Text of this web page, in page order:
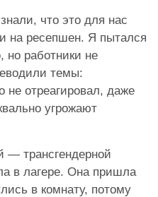
что это для нас
на ресепшен. Я пытался
но работники не
темы:
не отреагировал, даже
угрожают
— трансгендерной
в лагере. Она пришла
в комнату, потому